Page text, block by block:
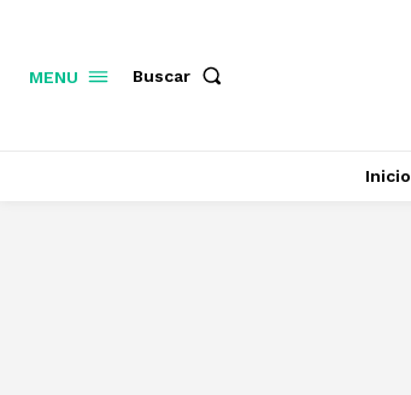
MENU Buscar
Inicio